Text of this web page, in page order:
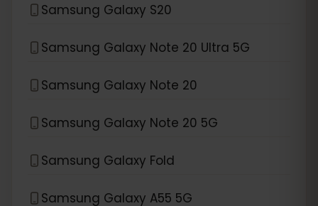
Samsung Galaxy S20
Samsung Galaxy Note 20 Ultra 5G
Samsung Galaxy Note 20
Samsung Galaxy Note 20 5G
Samsung Galaxy Fold
Samsung Galaxy A55 5G